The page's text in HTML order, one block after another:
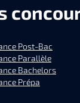
Post-Bac
Parallèle
Bachelors
Prépa